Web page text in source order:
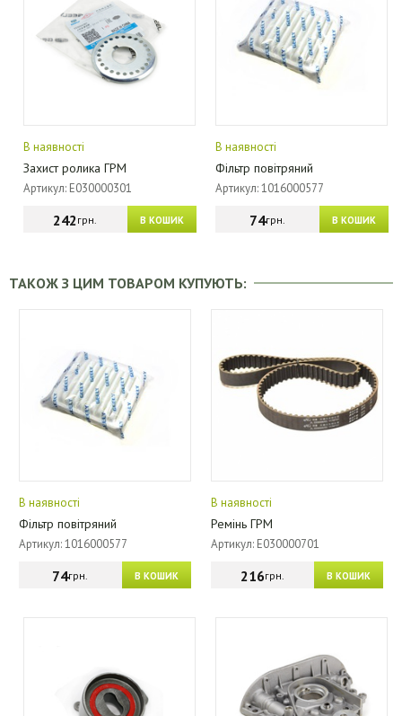
В наявності
Захист ролика ГРМ
Артикул: E030000301
В КОШИК
242грн.
В наявності
Фільтр повітряний
Артикул: 1016000577
В КОШИК
74грн.
ТАКОЖ З ЦИМ ТОВАРОМ КУПУЮТЬ:
В наявності
Фільтр повітряний
Артикул: 1016000577
В КОШИК
74грн.
В наявності
Ремінь ГРМ
Артикул: E030000701
В КОШИК
216грн.